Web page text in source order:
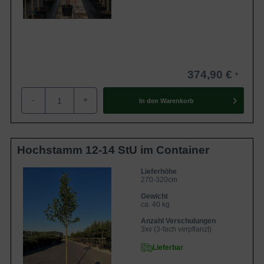
374,90 €
- + In den Warenkorb
Hochstamm 12-14 StU im Container
Lieferhöhe
270-320cm
Gewicht
ca. 40 kg
Anzahl Verschulungen
3xv (3-fach verpflanzt)
Lieferbar